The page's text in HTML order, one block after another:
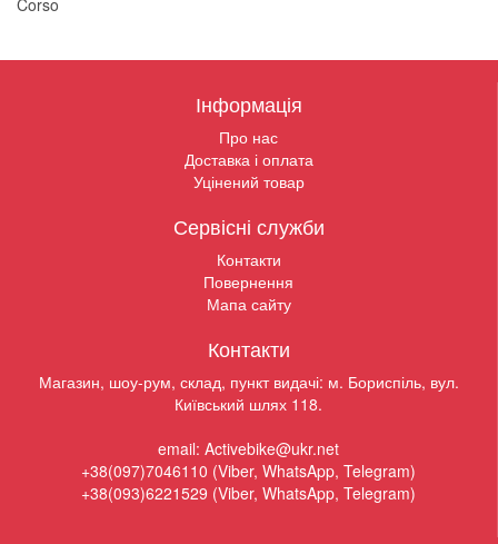
Corso
Інформація
Про нас
Доставка і оплата
Уцінений товар
Сервісні служби
Контакти
Повернення
Мапа сайту
Контакти
Магазин, шоу-рум, склад, пункт видачі: м. Бориспіль, вул.
Київський шлях 118.
email: Activebike@ukr.net
+38(097)7046110 (Viber, WhatsApp, Telegram)
+38(093)6221529 (Viber, WhatsApp, Telegram)